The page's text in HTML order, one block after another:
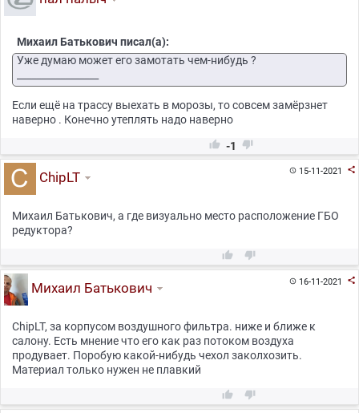
Михаил Батькович писал(а):
Уже думаю может его замотать чем-нибудь ?
Если ещё на трассу выехать в морозы, то совсем замёрзнет
наверно . Конечно утеплять надо наверно
 -1 
15-11-2021 
ChipLT
Михаил Батькович, а где визуально место расположение ГБО
редуктора?
 
16-11-2021 
Михаил Батькович
ChipLT, за корпусом воздушного фильтра. ниже и ближе к
салону. Есть мнение что его как раз потоком воздуха
продувает. Поробую какой-нибудь чехол заколхозить.
Материал только нужен не плавкий
 